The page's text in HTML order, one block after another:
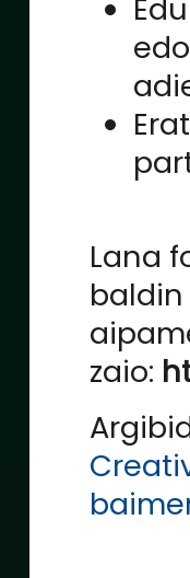
Lana
zaio: